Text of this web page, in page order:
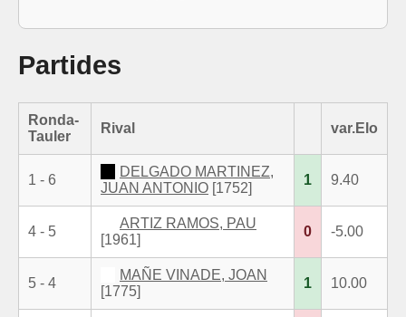
Partides
Ronda-
Tauler
Rival var.Elo
1 - 6
DELGADO MARTINEZ,
JUAN ANTONIO [1752]
1 9.40
4 - 5
ARTIZ RAMOS, PAU
[1961]
0 -5.00
5 - 4
MAÑE VINADE, JOAN
[1775]
1 10.00